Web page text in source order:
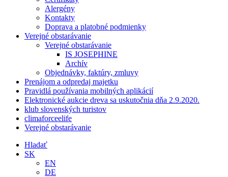
Alergény
Kontakty
Doprava a platobné podmienky
Verejné obstarávanie
Verejné obstarávanie
IS JOSEPHINE
Archív
Objednávky, faktúry, zmluvy
Prenájom a odpredaj majetku
Pravidlá používania mobilných aplikácií
Elektronické aukcie dreva sa uskutočnia dňa 2.9.2020.
klub slovenských turistov
climaforceelife
Verejné obstarávanie
Hladať
SK
EN
DE